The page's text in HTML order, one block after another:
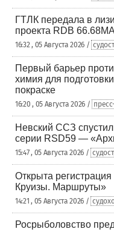
ГТЛК передала в
проекта RDB 66.68МА
16:32 , 05 Августа 2026 /
Первый барьер
химия для
покраске
16:20 , 05 Августа 2026 /
Невский ССЗ
серии RSD59 —
15:47 , 05 Августа 2026 /
Открыта
Круизы. Маршруты»
14:21 , 05 Августа 2026 /
Росрыболовство